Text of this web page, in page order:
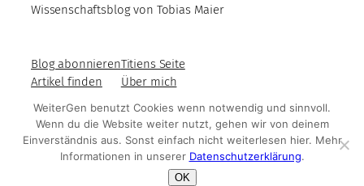
Wissenschaftsblog von Tobias Maier
Blog abonnieren
Artikel finden
Titiens Seite
Über mich
© WeiterGen 2025 Impressum und Datenschutz
WeiterGen benutzt Cookies wenn notwendig und sinnvoll.
Wenn du die Website weiter nutzt, gehen wir von deinem
Einverständnis aus. Sonst einfach nicht weiterlesen hier. Mehr
Informationen in unserer Datenschutzerklärung.
OK